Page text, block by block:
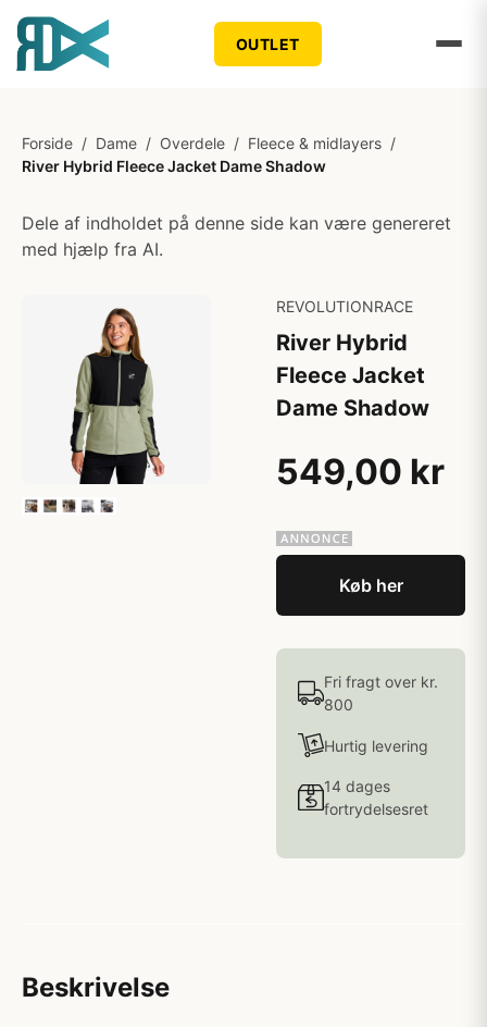
OUTLET
Forside / Dame / Overdele / Fleece & midlayers /
River Hybrid Fleece Jacket Dame Shadow
Dele af indholdet på denne side kan være genereret
med hjælp fra AI.
REVOLUTIONRACE
River Hybrid
Fleece Jacket
Dame Shadow
549,00 kr
Køb her
Fri fragt over kr.
800
Hurtig levering
14 dages
fortrydelsesret
Beskrivelse